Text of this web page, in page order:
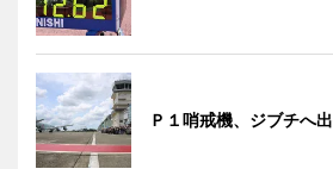
Ｐ１哨戒機、ジブチへ